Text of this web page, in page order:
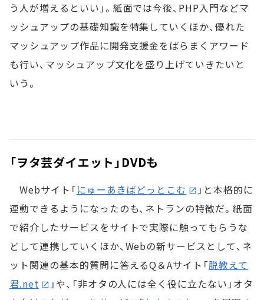
う人が増えるといい」。紙面では今後、PHP入門などマ
ッシュアップの基礎知識を特集していくほか、優れた
マッシュアップ作品に開発支援金をばらまくアワード
も行い、マッシュアップ文化を盛り上げていきたいと
いう。
「ヲタ芸ダイエット」DVDも
Webサイト「にゅーあきばどっとこむ
」と本格的に
連動できるようになったのも、ネトランの特徴だ。紙面
で紹介したサービスをサイトで実際に触ってもらうな
どして連携していくほか、Webの新サービスとして、ネ
ット関連の基本的質問に答えるQ＆Aサイト「脱教えて
君.net
」や、「非オタの人には全く役に立たない」オタ